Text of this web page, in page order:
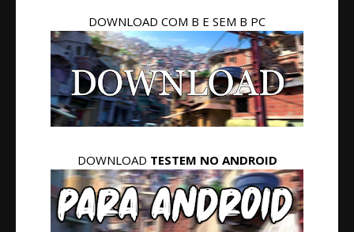
DOWNLOAD COM B E SEM B PC
DOWNLOAD TESTEM NO ANDROID